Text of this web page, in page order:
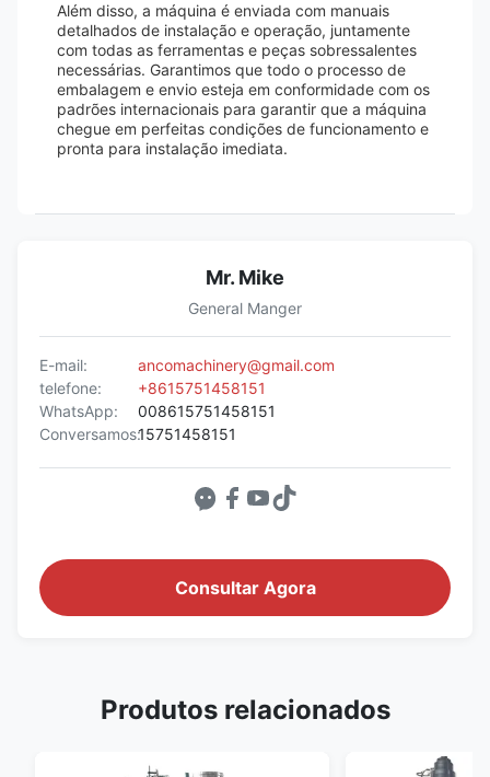
Além disso, a máquina é enviada com manuais
detalhados de instalação e operação, juntamente
com todas as ferramentas e peças sobressalentes
necessárias. Garantimos que todo o processo de
embalagem e envio esteja em conformidade com os
padrões internacionais para garantir que a máquina
chegue em perfeitas condições de funcionamento e
pronta para instalação imediata.
Mr. Mike
General Manger
E-mail:
ancomachinery@gmail.com
telefone:
+8615751458151
WhatsApp:
008615751458151
Conversamos:15751458151
Consultar Agora
Produtos relacionados